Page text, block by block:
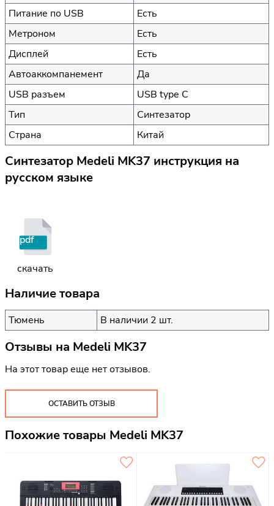
Питание по USB
Есть
Метроном
Есть
Дисплей
Есть
Автоаккомпанемент
Да
USB разъем
USB type C
Тип
Синтезатор
Страна
Китай
Синтезатор Medeli MK37 инструкция на
русском языке
pdf
скачать
Наличие товара
Тюмень В наличии 2 шт.
Отзывы на Medeli MK37
На этот товар еще нет отзывов.
ОСТАВИТЬ ОТЗЫВ
Похожие товары Medeli MK37